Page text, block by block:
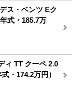
ス・ベンツ Eク
式・185.7万
ィ TT クーペ 2.0
・174.2万円）